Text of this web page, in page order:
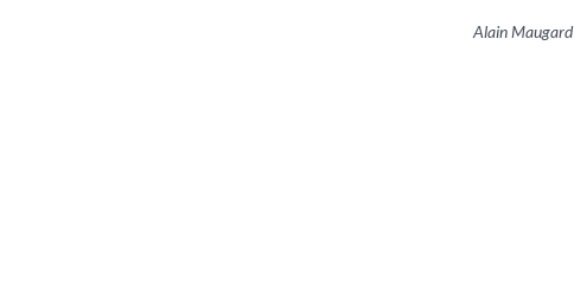
Alain Maugard